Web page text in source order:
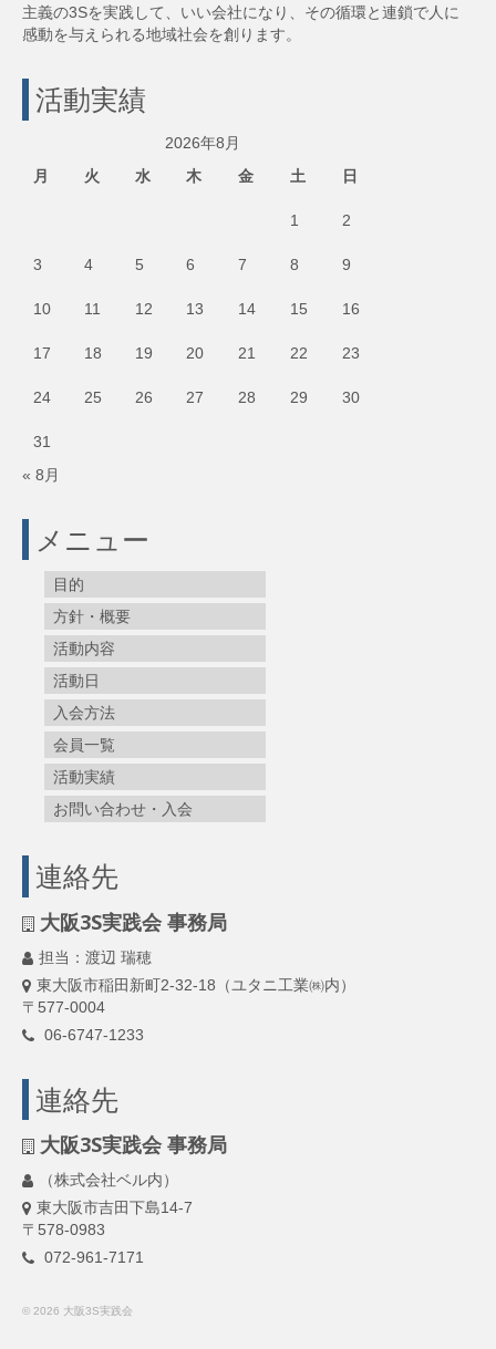
主義の3Sを実践して、いい会社になり、その循環と連鎖で人に
感動を与えられる地域社会を創ります。
活動実績
2026年8月
月
火 水 木 金 土 日
1 2
3 4 5 6 7 8 9
10 11 12 13 14 15 16
17 18 19 20 21 22 23
24 25 26 27 28 29 30
31
« 8月
メニュー
目的
方針・概要
活動内容
活動日
入会方法
会員一覧
活動実績
お問い合わせ・入会
連絡先
大阪3S実践会 事務局
担当：渡辺 瑞穂
東大阪市稲田新町2-32-18（ユタニ工業㈱内）
〒577-0004
06-6747-1233
連絡先
大阪3S実践会 事務局
（株式会社ベル内）
東大阪市吉田下島14-7
〒578-0983
072-961-7171
© 2026 大阪3S実践会